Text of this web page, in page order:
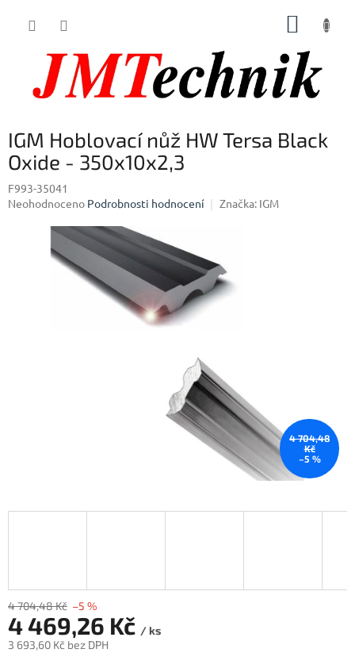
IGM Hoblovací nůž HW Tersa Black
Oxide - 350x10x2,3
F993-35041
Průměrné
produktu
Neohodnoceno Podrobnosti hodnocení Značka: IGM
4 704,48
Kč
–5 %
4 704,48 Kč –5 %
4 469,26 Kč / ks
3 693,60 Kč bez DPH